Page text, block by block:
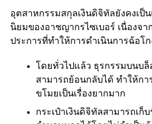
อุตสาหกรรมสกุลเงินดิจิทัลยังคงเป็
นิยมของอาชญากรไซเบอร์ เนื่องจ
ประการที่ทำให้การดำเนินการฉ้อโก
โดยทั่วไปแล้ว ธุรกรรมบนบล็
สามารถย้อนกลับได้ ทำให้กา
ขโมยเป็นเรื่องยากมาก
กระเป๋าเงินดิจิทัลสามารถเก็